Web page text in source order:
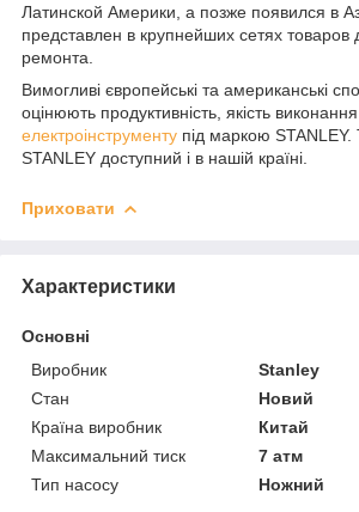
Латинской Америки, а позже появился в
представлен в крупнейших сетях товаров
ремонта.
Вимогливі європейські та американські
оцінюють продуктивність, якість виконання
електроінструменту під маркою STANLEY.
STANLEY доступний і в нашій країні.
Приховати
Характеристики
Основні
Виробник
Stanley
Стан
Новий
Країна виробник
Китай
Максимальний тиск
7 атм
Тип насосу
Ножний